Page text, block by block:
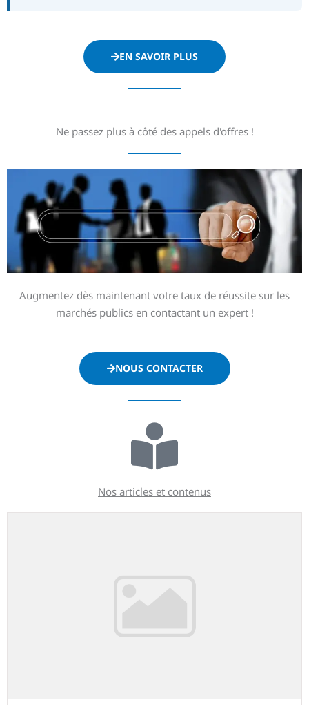
EN SAVOIR PLUS
Ne passez plus à côté des appels d'offres !
Augmentez dès maintenant votre taux de réussite sur les
marchés publics en contactant un expert !
NOUS CONTACTER
Nos articles et contenus